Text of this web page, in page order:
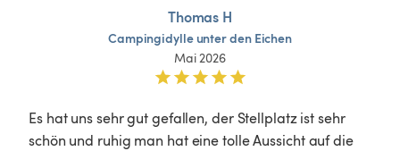
Thomas H
Campingidylle unterden Eichen
Mai 2026
Es hat uns sehr gut gefallen, der Stellplatz ist sehr
schön und ruhig man hat eine tolle Aussicht auf die